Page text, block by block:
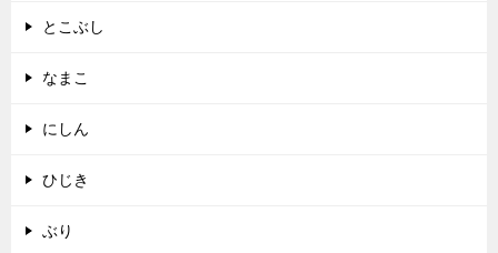
とこぶし
なまこ
にしん
ひじき
ぶり